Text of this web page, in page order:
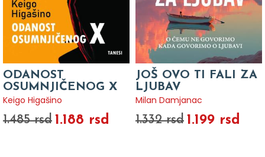
ODANOST
OSUMNJIČENOG X
Keigo Higašino
1.485 rsd 1.188 rsd
JOŠ OVO TI FALI ZA
LJUBAV
Milan Damjanac
1.332 rsd 1.199 rsd